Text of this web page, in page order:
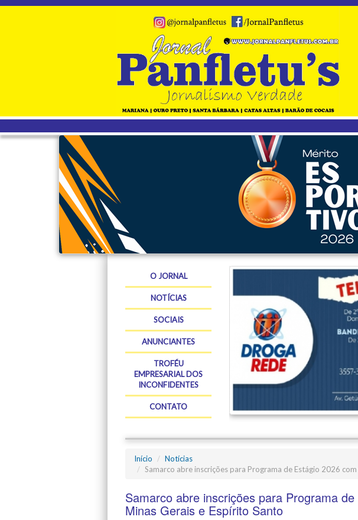
O JORNAL
NOTÍCIAS
SOCIAIS
ANUNCIANTES
TROFÉU
EMPRESARIAL DOS
INCONFIDENTES
CONTATO
Início
Notícias
Samarco abre inscrições para Programa de Estágio 2026
Samarco abre inscrições para Programa
Minas Gerais e Espírito Santo